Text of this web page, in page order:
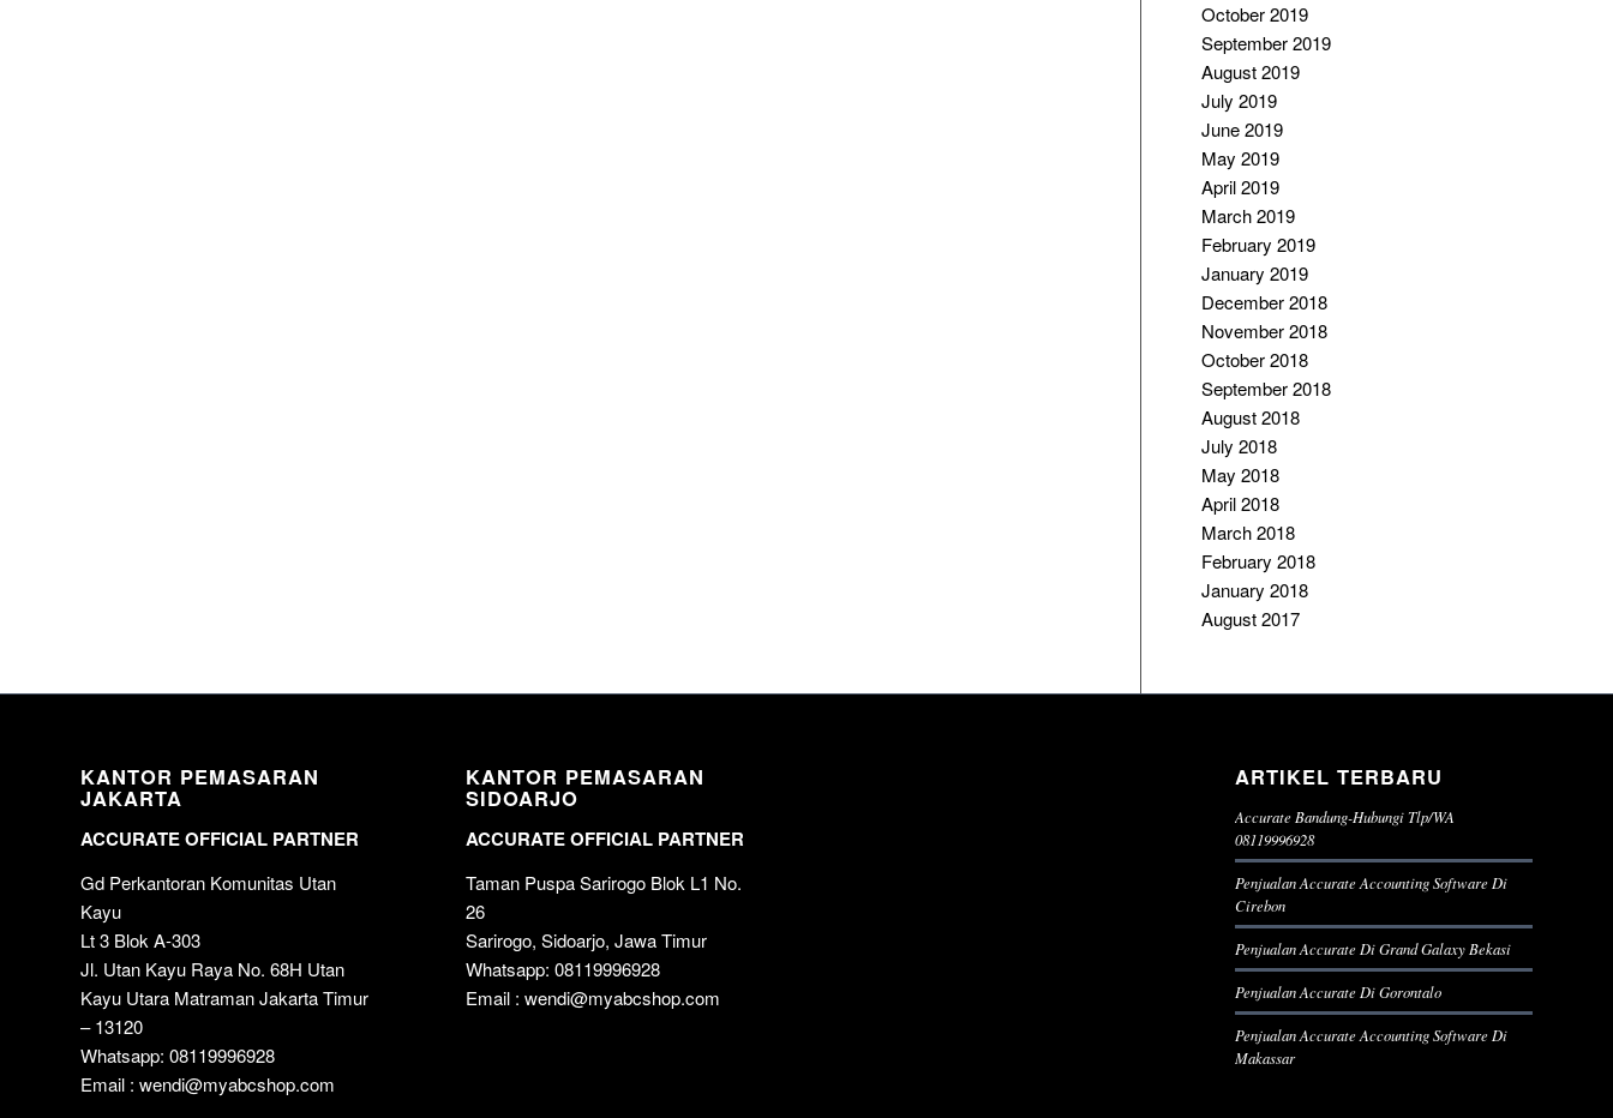
October 2019
September 2019
August 2019
July 2019
June 2019
May 2019
April 2019
March 2019
February 2019
January 2019
December 2018
November 2018
October 2018
September 2018
August 2018
July 2018
May 2018
April 2018
March 2018
February 2018
January 2018
August 2017
KANTOR PEMASARAN
JAKARTA
ACCURATE OFFICIAL PARTNER
Gd Perkantoran Komunitas Utan
Kayu
Lt 3 Blok A-303
Jl. Utan Kayu Raya No. 68H Utan
Kayu Utara Matraman Jakarta Timur
– 13120
Whatsapp: 08119996928
Email : wendi@myabcshop.com
KANTOR PEMASARAN
SIDOARJO
ACCURATE OFFICIAL PARTNER
Taman Puspa Sarirogo Blok L1 No.
26
Sarirogo, Sidoarjo, Jawa Timur
Whatsapp: 08119996928
Email : wendi@myabcshop.com
ARTIKEL TERBARU
Accurate Bandung-Hubungi Tlp/WA
08119996928
Penjualan Accurate Accounting Software Di
Cirebon
Penjualan Accurate Di Grand Galaxy Bekasi
Penjualan Accurate Di Gorontalo
Penjualan Accurate Accounting Software Di
Makassar